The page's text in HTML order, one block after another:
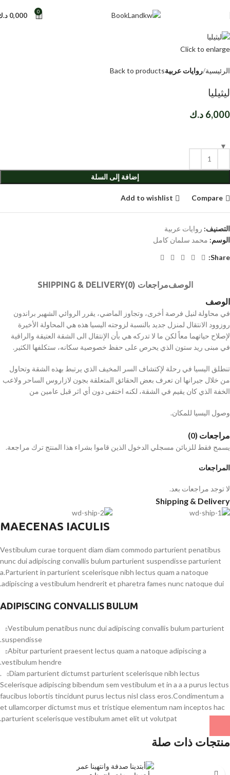
0
0,000
Click to enlarge
الرئيسية روايات عربيةBack to products
ليثيليا
6,000 د.ك
إضافة إلى السلة
Compare
Add to wishlist
التصنيف: روايات عربية
الوسم: محمد سلمان كامل
Share:
الوصفمراجعات (0) SHIPPING & DELIVERY
الوصف
في محاولة لنيل فرصة أخرى، وتجاوز الماضي، يقرر الروائي الشهير براندون
روزوود الانتقال لمنزل جديد بالنسبة لزوجته اليسيا هذه هي المحاولة الأخيرة
لإصلاح حياتهما معاً لكن ما لا تدركه هي بأن الإنتقال الى الشقة العتيقة والراقية
في مبنی رید ستون الذي يحرص على حفظ خصوصية سكانه، ستكلفها الكثير.
تنطلق اليسيا في رحلة لإكتشاف السر المخيف الذي يرتبط بهذه الشقة وتحاول
من خلال جيرانها ان تعرف بعض الحقائق المتعلقة بجون لازاروس الساحر ولاعب
الخفة الذي كان يقيم في الشقة، لكنه اختفى دون أي اثر قبل عامين من
وصول اليسيا للمكان.
مراجعات (0)
المراجعات
لا توجد مراجعات بعد.
يسمح فقط للزبائن مسجلي الدخول الذين قاموا بشراء هذا المنتج ترك مراجعة.
Shipping & Delivery
MAECENAS IACULIS
Vestibulum curae torquent diam diam commodo parturient penatibus
nunc dui adipiscing convallis bulum parturient suspendisse parturient
a.Parturient in parturient scelerisque nibh lectus quam a natoque
adipiscing a vestibulum hendrerit et pharetra fames nunc natoque dui.
ADIPISCING CONVALLIS BULUM
Vestibulum penatibus nunc dui adipiscing convallis bulum parturient
suspendisse.
Abitur parturient praesent lectus quam a natoque adipiscing a
vestibulum hendre.
Diam parturient dictumst parturient scelerisque nibh lectus.
Scelerisque adipiscing bibendum sem vestibulum et in a a a purus lectus
faucibus lobortis tincidunt purus lectus nisl class eros.Condimentum a
et ullamcorper dictumst mus et tristique elementum nam inceptos hac
parturient scelerisque vestibulum amet elit ut volutpat.
منتجات ذات صلة